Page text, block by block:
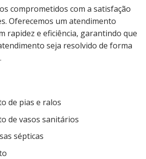
comprometidos com a satisfação
Oferecemos um atendimento
rapidez e eficiência, garantindo que
seja resolvido de forma
de pias e ralos
de vasos sanitários
sépticas